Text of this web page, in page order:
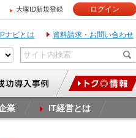
大塚ID新規登録 ログイン
ナビとは 資料請求・お問い合わせ
業 IT経営とは